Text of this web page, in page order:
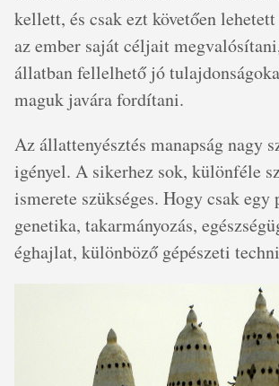
kellett, és csak ezt követően
az ember saját céljait
állatban fellelhető jó
maguk javára fordítani.
Az állattenyésztés manapság nagy
igényel. A sikerhez sok, különféle
ismerete szükséges. Hogy csak
genetika, takarmányozás,
éghajlat, különböző gépészeti